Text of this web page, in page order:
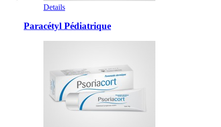
Details
Paracétyl Pédiatrique